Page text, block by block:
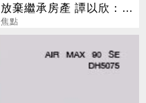
放棄繼承房產 譚以欣：不
實內容二次傷害
焦點